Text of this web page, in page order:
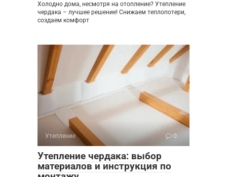
Холодно дома, несмотря на отопление? Утепление
чердака – лучшее решение! Снижаем теплопотери,
создаем комфорт
Утепление 0
Утепление чердака: выбор
материалов и инструкция по